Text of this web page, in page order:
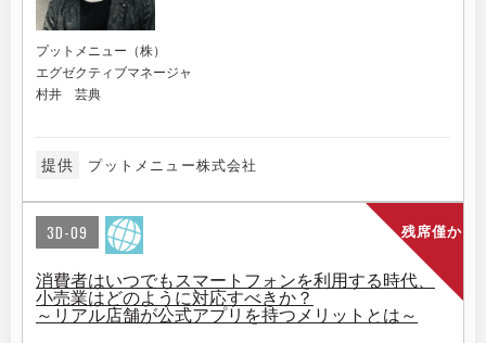
プットメニュー（株）
エグゼクティブマネージャ
村井 芸典
提供 プットメニュー株式会社
残席僅か
3D-09
消費者はいつでもスマートフォンを利用する時代、
小売業はどのように対応すべきか？
～リアル店舗が公式アプリを持つメリットとは～